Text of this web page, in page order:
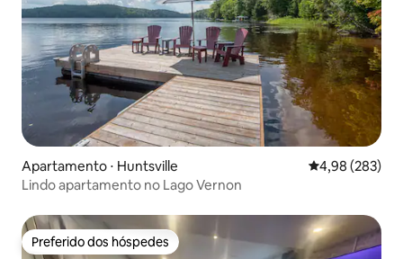
Apartamento ⋅ Huntsville 4,98 de uma
4,98 (283)
Lindo apartamento no Lago Vernon
Preferido dos hóspedes
Preferido dos hóspedes